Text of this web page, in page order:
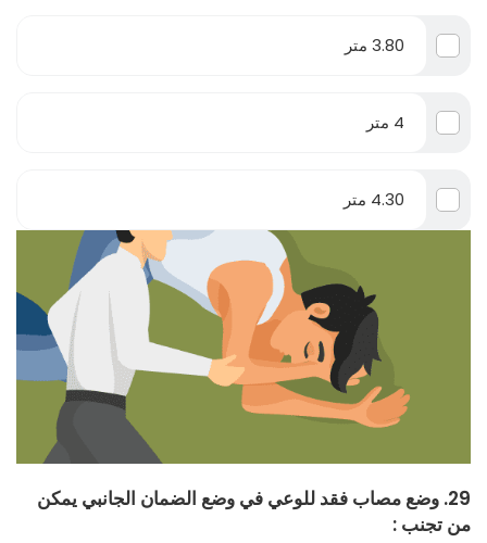
3.80 متر
4 متر
4.30 متر
29. وضع مصاب فقد للوعي في وضع الضمان الجانبي يمكن
من تجنب :